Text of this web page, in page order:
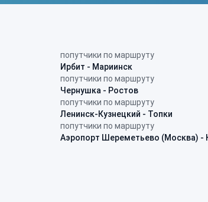
попутчики по маршруту
Ирбит - Мариинск
попутчики по маршруту
Чернушка - Ростов
попутчики по маршруту
Ленинск-Кузнецкий - Топки
попутчики по маршруту
Аэропорт Шереметьево (Москва) -